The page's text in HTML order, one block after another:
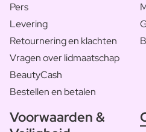
Pers
Levering
Retournering en klachten
Vragen over lidmaatschap
BeautyCash
Bestellen en betalen
Voorwaarden &